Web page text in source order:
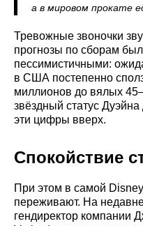
а в мировом прокате
Тревожные звоночки
прогнозы по сборам
пессимистичными:
в США постепенно
миллионов до вялых
звёздный статус
эти цифры вверх.
Спокойствие
При этом в самой
переживают. На
гендиректор